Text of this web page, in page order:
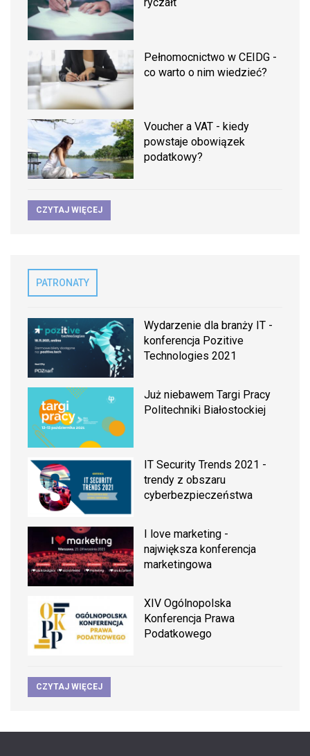
ryczałt
Pełnomocnictwo w CEIDG -
co warto o nim wiedzieć?
Voucher a VAT - kiedy
powstaje obowiązek
podatkowy?
CZYTAJ WIĘCEJ
PATRONATY
Wydarzenie dla branży IT -
konferencja Pozitive
Technologies 2021
Już niebawem Targi Pracy
Politechniki Białostockiej
IT Security Trends 2021 -
trendy z obszaru
cyberbezpieczeństwa
I love marketing -
największa konferencja
marketingowa
XIV Ogólnopolska
Konferencja Prawa
Podatkowego
CZYTAJ WIĘCEJ